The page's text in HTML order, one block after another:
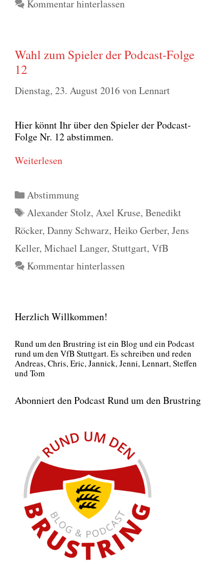
Kommentar hinterlassen
Wahl zum Spieler der Podcast-Folge
12
Dienstag, 23. August 2016vonLennart
Hier könnt Ihr über den Spie­ler der Pod­cast-
Fol­ge Nr. 12 abstim­men.
Wei­ter­le­sen
Kategorien
Abstimmung
Schlagwörter
Alexander Stolz, Axel Kruse, Benedikt
Röcker, Danny Schwarz, Heiko Gerber, Jens
Keller, Michael Langer, Stuttgart, VfB
Kommentar hinterlassen
Herzlich Willkommen!
Rund um den Brust­ring ist ein Blog und ein Pod­cast
rund um den VfB Stutt­gart. Es schrei­ben und reden
Andre­as, Chris, Eric, Jan­nick, Jen­ni, Lenn­art, Stef­fen
und Tom
Abonniert den Podcast Rund um den Brustring